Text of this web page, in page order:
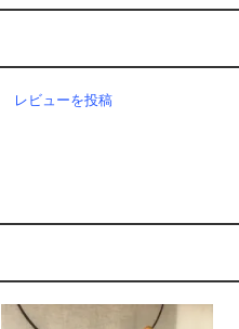
レビューを投稿